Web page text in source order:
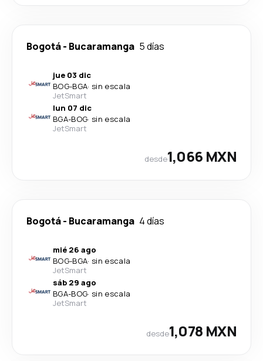
Bogotá- Bucaramanga 5 días
jue 03 dic
BOG-BGA· sin escala
JetSmart
lun 07 dic
BGA-BOG· sin escala
JetSmart
desde1,066 MXN
Bogotá- Bucaramanga 4 días
mié 26 ago
BOG-BGA· sin escala
JetSmart
sáb 29 ago
BGA-BOG· sin escala
JetSmart
desde1,078 MXN